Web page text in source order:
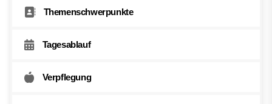
Themenschwerpunkte
Tagesablauf
Verpflegung